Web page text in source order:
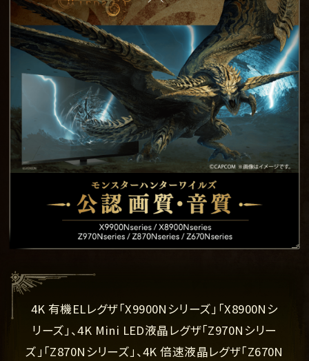
4K 有機ELレグザ「X9900Nシリーズ」「X8900Nシ
リーズ」、4K Mini LED液晶レグザ「Z970Nシリー
ズ」 「Z870Nシリーズ」、4K 倍速液晶レグザ「Z670N